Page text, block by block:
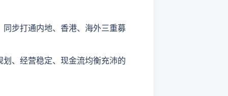
步打通内地、香港、海外三重募
、经营稳定、现金流均衡充沛的